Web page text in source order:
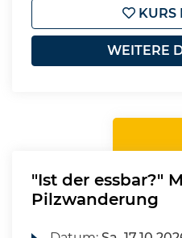
KURS
WEITERE
"Ist der essbar?"
Pilzwanderung